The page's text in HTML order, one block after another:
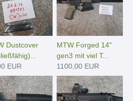
Dustcover
EUR
MTW Forged 14"
gen3 mit viel T...
1100,00 EUR